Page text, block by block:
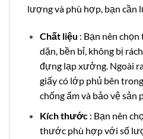
lượng và phù hợp, bạn cần
Chất liệu : Bạn nên
dặn, bền bỉ, không bị
đựng lạp xưởng. Ngoài
giấy có lớp phủ bên
chống ẩm và bảo vệ sản
Kích thước : Bạn nên
thước phù hợp với số